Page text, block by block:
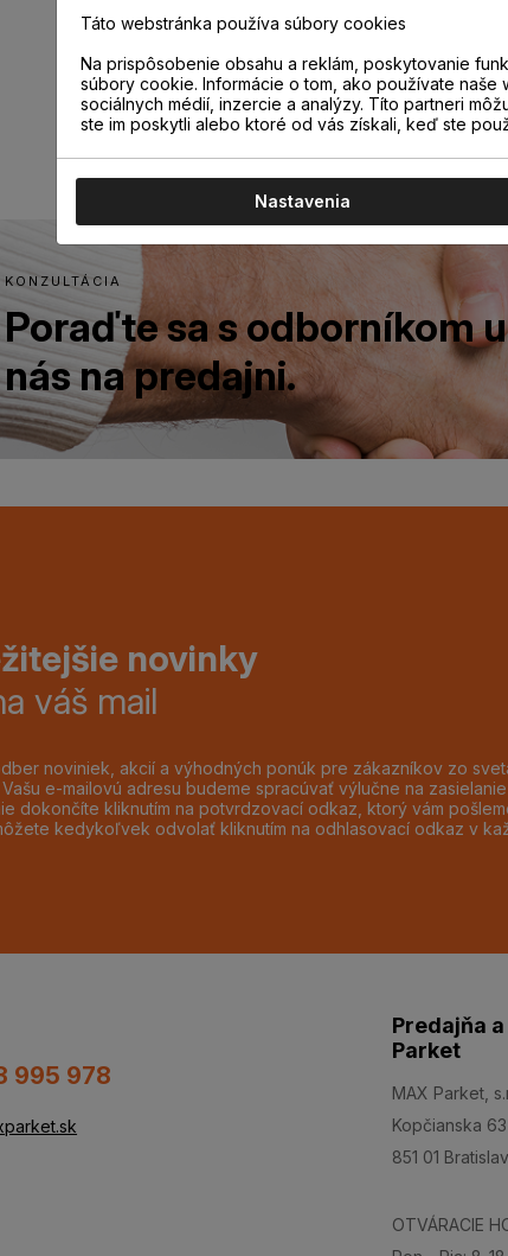
KONZULTÁCIA
Poraďte sa s odborníkom u
nás na predajni.
novinky
váš mail
noviniek, akcií a výhodných ponúk pre zákazníkov zo
e-mailovú adresu budeme spracúvať výlučne na
dokončíte kliknutím na potvrdzovací odkaz, ktorý vám
kedykoľvek odvolať kliknutím na odhlasovací odkaz v
995 978
Predajňa
Parket
MAX Parket,
Kopčianska 63
851 01
OTVÁRACIE
Táto webstránka používa súbory cookies
Na prispôsobenie obsahu a reklám, poskytovanie
súbory cookie. Informácie o tom, ako používate naše
sociálnych médií, inzercie a analýzy. Títo partneri
ste im poskytli alebo ktoré od vás získali, keď ste
Nastavenia